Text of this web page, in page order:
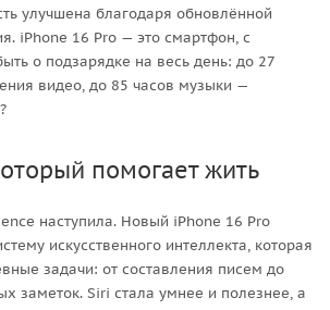
улучшена благодаря обновлённой
iPhone 16 Pro — это смартфон, с
о подзарядке на весь день: до 27
видео, до 85 часов музыки —
помогает жить
наступила. Новый iPhone 16 Pro
искусственного интеллекта, которая
задачи: от составления писем до
заметок. Siri стала умнее и полезнее, а